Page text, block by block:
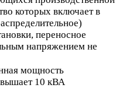
которых включает в
переносное
напряжением не
мощность
10 кВА